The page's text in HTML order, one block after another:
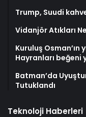
Trump, Suudi
Vidanjör Atıkları
Kuruluş Osman’ın
Hayranları
Batman’da
Tutuklandı
Teknoloji Haberleri